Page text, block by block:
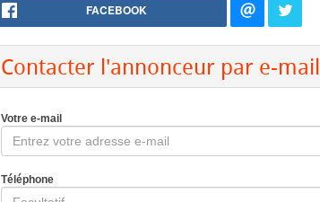
FACEBOOK
Contacter l'annonceur par e-mail
Votre e-mail
Téléphone